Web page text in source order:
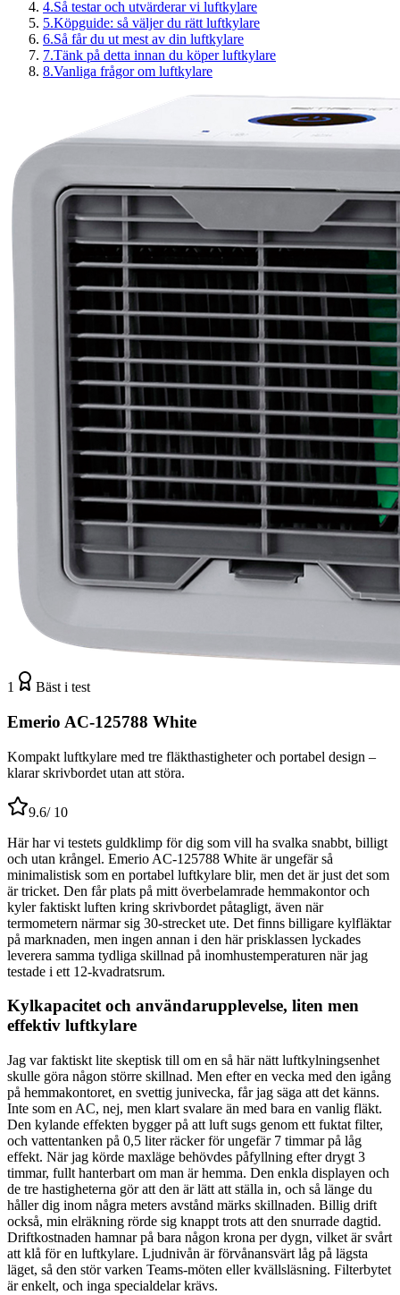
4.Så testar och utvärderar vi luftkylare
5.Köpguide: så väljer du rätt luftkylare
6.Så får du ut mest av din luftkylare
7.Tänk på detta innan du köper luftkylare
8.Vanliga frågor om luftkylare
1 Bäst i test
Emerio AC-125788 White
Kompakt luftkylare med tre fläkthastigheter och portabel design –
klarar skrivbordet utan att störa.
9.6/ 10
Här har vi testets guldklimp för dig som vill ha svalka snabbt, billigt
och utan krångel. Emerio AC-125788 White är ungefär så
minimalistisk som en portabel luftkylare blir, men det är just det som
är tricket. Den får plats på mitt överbelamrade hemmakontor och
kyler faktiskt luften kring skrivbordet påtagligt, även när
termometern närmar sig 30-strecket ute. Det finns billigare kylfläktar
på marknaden, men ingen annan i den här prisklassen lyckades
leverera samma tydliga skillnad på inomhustemperaturen när jag
testade i ett 12-kvadratsrum.
Kylkapacitet och användarupplevelse, liten men
effektiv luftkylare
Jag var faktiskt lite skeptisk till om en så här nätt luftkylningsenhet
skulle göra någon större skillnad. Men efter en vecka med den igång
på hemmakontoret, en svettig junivecka, får jag säga att det känns.
Inte som en AC, nej, men klart svalare än med bara en vanlig fläkt.
Den kylande effekten bygger på att luft sugs genom ett fuktat filter,
och vattentanken på 0,5 liter räcker för ungefär 7 timmar på låg
effekt. När jag körde maxläge behövdes påfyllning efter drygt 3
timmar, fullt hanterbart om man är hemma. Den enkla displayen och
de tre hastigheterna gör att den är lätt att ställa in, och så länge du
håller dig inom några meters avstånd märks skillnaden. Billig drift
också, min elräkning rörde sig knappt trots att den snurrade dagtid.
Driftkostnaden hamnar på bara någon krona per dygn, vilket är svårt
att klå för en luftkylare. Ljudnivån är förvånansvärt låg på lägsta
läget, så den stör varken Teams-möten eller kvällsläsning. Filterbytet
är enkelt, och inga specialdelar krävs.